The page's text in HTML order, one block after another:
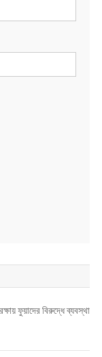
ফুয়াদের বিরুদ্ধে ব্যবস্থা